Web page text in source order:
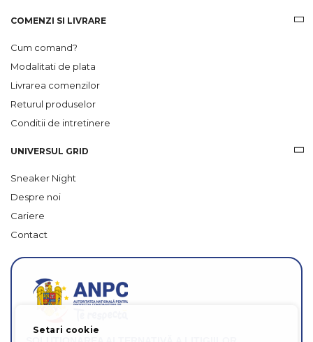
COMENZI SI LIVRARE
Cum comand?
Modalitati de plata
Livrarea comenzilor
Returul produselor
Conditii de intretinere
UNIVERSUL GRID
Sneaker Night
Despre noi
Cariere
Contact
Setari cookie